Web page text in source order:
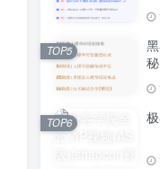
秘
TOP5
TOP6